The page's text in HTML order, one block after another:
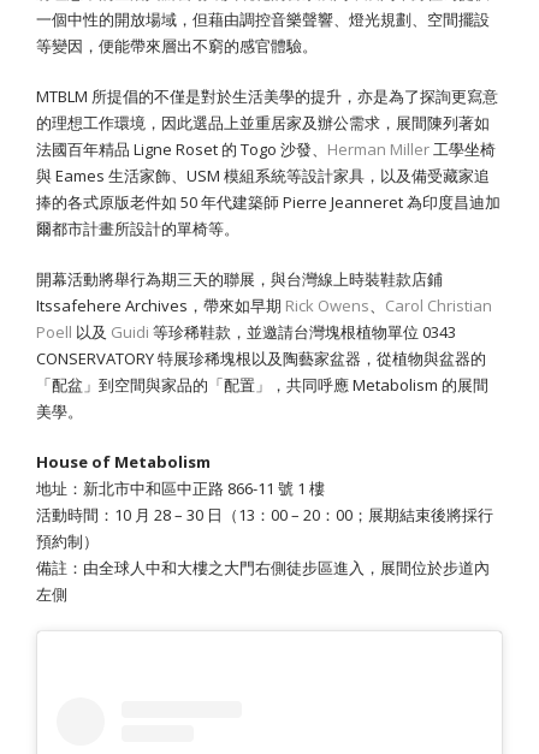
一個中性的開放場域，但藉由調控音樂聲響、燈光規劃、空間擺設
等變因，便能帶來層出不窮的感官體驗。
MTBLM 所提倡的不僅是對於生活美學的提升，亦是為了探詢更寫意
的理想工作環境，因此選品上並重居家及辦公需求，展間陳列著如
法國百年精品 Ligne Roset 的 Togo 沙發、 Herman Miller工學坐椅
與 Eames 生活家飾、 USM 模組系統等設計家具，以及備受藏家追
捧的各式原版老件如 50 年代建築師 Pierre Jeanneret 為印度昌迪加
爾都市計畫所設計的單椅等。
開幕活動將舉行為期三天的聯展，與台灣線上時裝鞋款店鋪
Itssafehere Archives ，帶來如早期 Rick Owens、 Carol Christian
Poell 以及 Guidi 等珍稀鞋款，並邀請台灣塊根植物單位 0343
CONSERVATORY特展珍稀塊根以及陶藝家盆器，從植物與盆器的
「配盆」到空間與家品的「配置」，共同呼應 Metabolism 的展間
美學。
House of Metabolism
地址：新北市中和區中正路 866-11 號 1 樓
活動時間： 10 月 28 – 30 日（13：00 – 20：00；展期結束後將採行
預約制）
備註：由全球人中和大樓之大門右側徒步區進入，展間位於步道內
左側